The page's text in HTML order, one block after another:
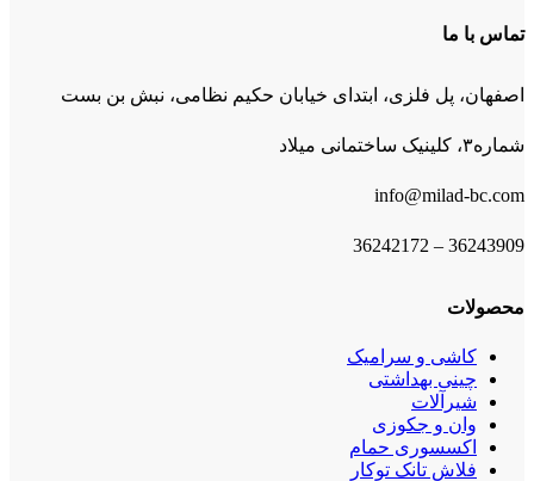
تماس با ما
اصفهان، پل فلزی، ابتدای خیابان حکیم نظامی، نبش بن بست
شماره۳، کلینیک ساختمانی میلاد
info@milad-bc.com
36243909 – 36242172
محصولات
کاشی و سرامیک
چینی بهداشتی
شیرآلات
وان و جکوزی
اکسسوری حمام
فلاش تانک توکار